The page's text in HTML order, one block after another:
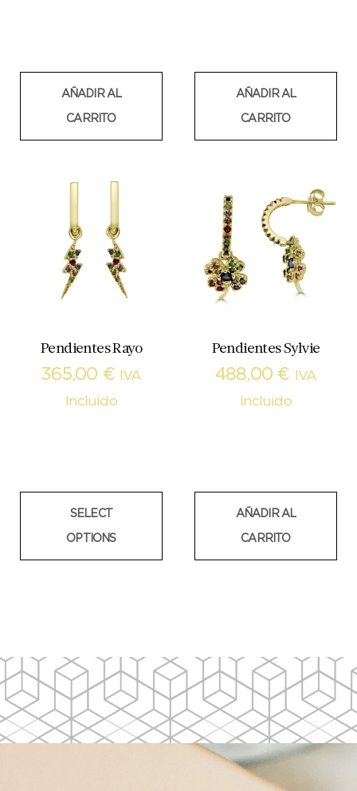
AÑADIR AL
CARRITO
AÑADIR AL
CARRITO
Pendientes Rayo
365,00 €
IVA
Incluido
SELECT
OPTIONS
Pendientes Sylvie
488,00 €
IVA
Incluido
AÑADIR AL
CARRITO